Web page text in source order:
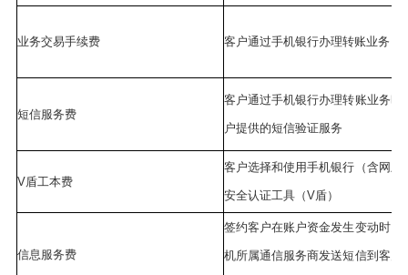
业务交易手续费 客户通过手机银行办理转账业务
短信服务费
客户通过手机银行办理转账业务时
户提供的短信验证服务
V盾工本费
客户选择和使用手机银行（含网上
安全认证工具（V盾）
信息服务费
签约客户在账户资金发生变动时，
机所属通信服务商发送短信到客户